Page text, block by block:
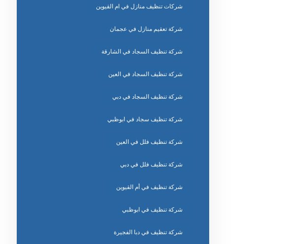
شركات تنظيف منازل في ام القيوين
شركة تعقيم منازل في عجمان
شركة تنظيف السجاد في الشارقة
شركة تنظيف السجاد في العين
شركة تنظيف السجاد في دبي
شركة تنظيف سجاد في ابوظبي
شركة تنظيف فلل في العين
شركة تنظيف فلل في دبي
شركة تنظيف في أم القيوين
شركة تنظيف في ابوظبي
شركة تنظيف في دبا الفجيرة